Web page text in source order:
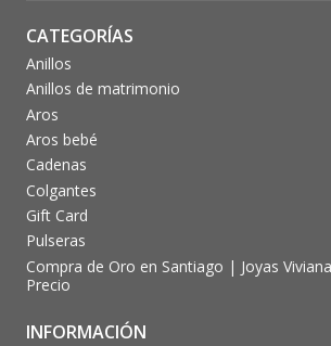
CATEGORÍAS
Anillos
Anillos de matrimonio
Aros
Aros bebé
Cadenas
Colgantes
Gift Card
Pulseras
Compra de Oro en Santiago | Joyas
Precio
INFORMACIÓN